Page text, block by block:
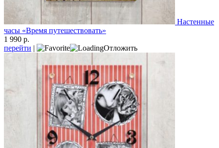
Настенные
часы «Время путешествовать»
1 990 р.
перейти | Отложить